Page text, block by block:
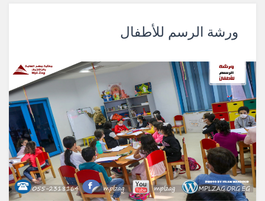
ورشة الرسم للأطفال